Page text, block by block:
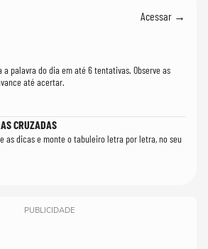
Acessar →
a palavra do dia em até 6 tentativas. Observe as
até acertar.
CRUZADAS
as dicas e monte o tabuleiro letra por letra, no seu
PUBLICIDADE